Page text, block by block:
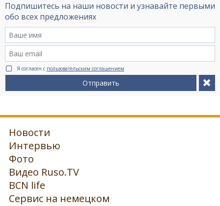
Подпишитесь на наши новости и узнавайте первыми
обо всех предложениях
Я согласен с пользовательским соглашением
Отправить
Новости
Интервью
Фото
Видео Ruso.TV
BCN life
Сервис на немецком